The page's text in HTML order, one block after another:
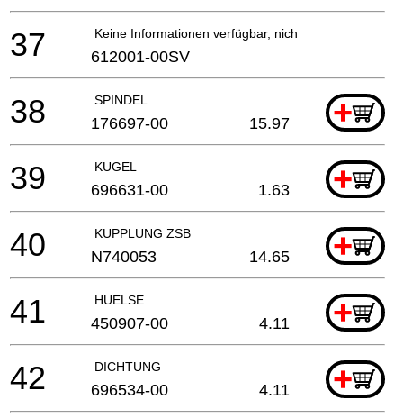
Keine Informationen verfügbar, nicht bestellbar
37 612001-00SV
SPINDEL +
38 176697-00 15.97
KUGEL +
39 696631-00 1.63
KUPPLUNG ZSB +
40 N740053 14.65
HUELSE +
41 450907-00 4.11
DICHTUNG +
42 696534-00 4.11